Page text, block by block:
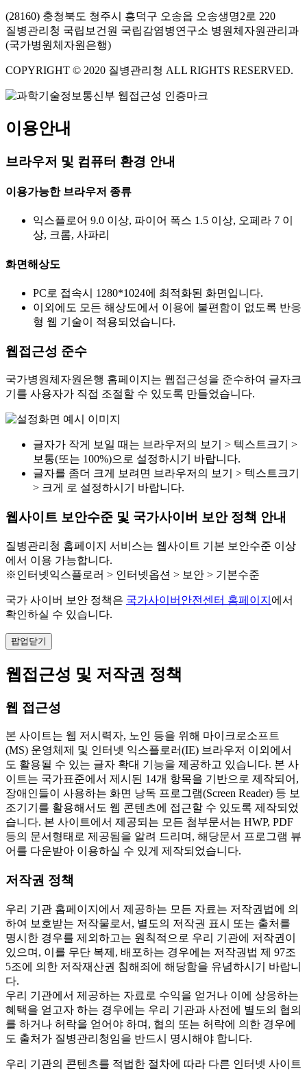
(28160) 충청북도 청주시 흥덕구 오송읍 오송생명2로 220
질병관리청 국립보건원 국립감염병연구소 병원체자원관리과
(국가병원체자원은행)
COPYRIGHT © 2020 질병관리청 ALL RIGHTS RESERVED.
이용안내
브라우저 및 컴퓨터 환경 안내
이용가능한 브라우저 종류
익스플로어 9.0 이상, 파이어 폭스 1.5 이상, 오페라 7 이
상, 크롬, 사파리
화면해상도
PC로 접속시 1280*1024에 최적화된 화면입니다.
이외에도 모든 해상도에서 이용에 불편함이 없도록 반응
형 웹 기술이 적용되었습니다.
웹접근성 준수
국가병원체자원은행 홈페이지는 웹접근성을 준수하여 글자크
기를 사용자가 직접 조절할 수 있도록 만들었습니다.
글자가 작게 보일 때는 브라우저의 보기 > 텍스트크기 >
보통(또는 100%)으로 설정하시기 바랍니다.
글자를 좀더 크게 보려면 브라우저의 보기 > 텍스트크기
> 크게 로 설정하시기 바랍니다.
웹사이트 보안수준 및 국가사이버 보안 정책 안내
질병관리청 홈페이지 서비스는 웹사이트 기본 보안수준 이상
에서 이용 가능합니다.
※인터넷익스플로러 > 인터넷옵션 > 보안 > 기본수준
국가 사이버 보안 정책은 국가사이버안전센터 홈페이지 에서
확인하실 수 있습니다.
팝업닫기
웹접근성 및 저작권 정책
웹 접근성
본 사이트는 웹 저시력자, 노인 등을 위해 마이크로소프트
(MS) 운영체제 및 인터넷 익스플로러(IE) 브라우저 이외에서
도 활용될 수 있는 글자 확대 기능을 제공하고 있습니다. 본 사
이트는 국가표준에서 제시된 14개 항목을 기반으로 제작되어,
장애인들이 사용하는 화면 낭독 프로그램(Screen Reader) 등 보
조기기를 활용해서도 웹 콘텐츠에 접근할 수 있도록 제작되었
습니다. 본 사이트에서 제공되는 모든 첨부문서는 HWP, PDF
등의 문서형태로 제공됨을 알려 드리며, 해당문서 프로그램 뷰
어를 다운받아 이용하실 수 있게 제작되었습니다.
저작권 정책
우리 기관 홈페이지에서 제공하는 모든 자료는 저작권법에 의
하여 보호받는 저작물로서, 별도의 저작권 표시 또는 출처를
명시한 경우를 제외하고는 원칙적으로 우리 기관에 저작권이
있으며, 이를 무단 복제, 배포하는 경우에는 저작권법 제 97조
5조에 의한 저작재산권 침해죄에 해당함을 유념하시기 바랍니
다.
우리 기관에서 제공하는 자료로 수익을 얻거나 이에 상응하는
혜택을 얻고자 하는 경우에는 우리 기관과 사전에 별도의 협의
를 하거나 허락을 얻어야 하며, 협의 또는 허락에 의한 경우에
도 출처가 질병관리청임을 반드시 명시해야 합니다.
우리 기관의 콘텐츠를 적법한 절차에 따라 다른 인터넷 사이트